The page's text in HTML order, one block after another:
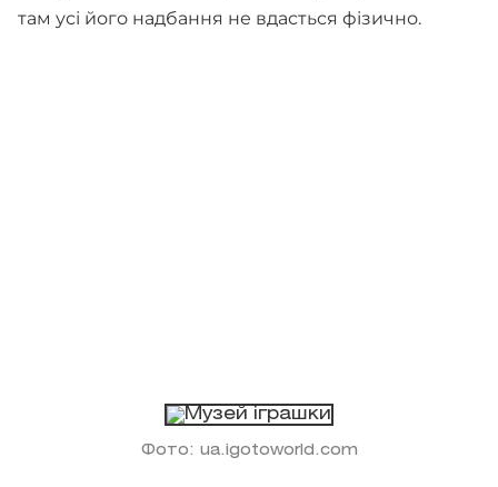
там усі його надбання не вдасться фізично.
Фото: ua.igotoworld.com